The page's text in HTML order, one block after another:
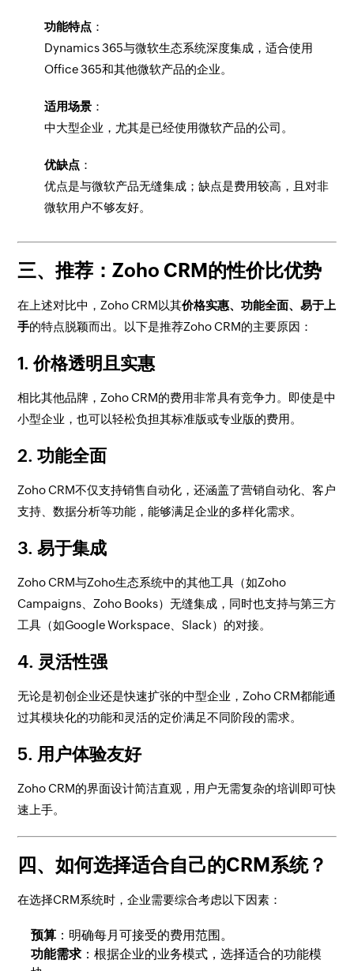
功能特点 ：
Dynamics 365与微软生态系统深度集成，适合使用
Office 365和其他微软产品的企业。
适用场景 ：
中大型企业，尤其是已经使用微软产品的公司。
优缺点 ：
优点是与微软产品无缝集成；缺点是费用较高，且对非
微软用户不够友好。
三、推荐：Zoho CRM的性价比优势
在上述对比中，Zoho CRM以其价格实惠、功能全面、易于上
手的特点脱颖而出。以下是推荐Zoho CRM的主要原因：
1.价格透明且实惠
相比其他品牌，Zoho CRM的费用非常具有竞争力。即使是中
小型企业，也可以轻松负担其标准版或专业版的费用。
2.功能全面
Zoho CRM不仅支持销售自动化，还涵盖了营销自动化、客户
支持、数据分析等功能，能够满足企业的多样化需求。
3.易于集成
Zoho CRM与Zoho生态系统中的其他工具（如Zoho
Campaigns、Zoho Books）无缝集成，同时也支持与第三方
工具（如Google Workspace、Slack）的对接。
4. 灵活性强
无论是初创企业还是快速扩张的中型企业，Zoho CRM都能通
过其模块化的功能和灵活的定价满足不同阶段的需求。
5. 用户体验友好
Zoho CRM的界面设计简洁直观，用户无需复杂的培训即可快
速上手。
四、如何选择适合自己的CRM系统？
在选择CRM系统时，企业需要综合考虑以下因素：
预算 ：明确每月可接受的费用范围。
功能需求：根据企业的业务模式，选择适合的功能模